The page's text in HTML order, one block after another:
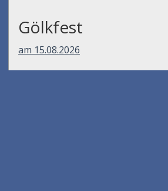
Gölkfest
am 15.08.2026